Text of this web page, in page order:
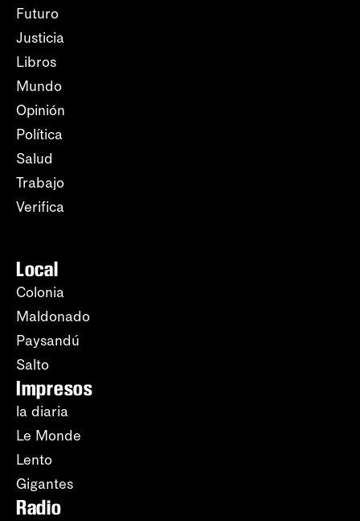
Futuro
Justicia
Libros
Mundo
Opinión
Política
Salud
Trabajo
Verifica
Local
Colonia
Maldonado
Paysandú
Salto
Impresos
la diaria
Le Monde
Lento
Gigantes
Radio